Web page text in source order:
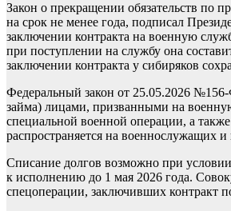
Закон о прекращении обязательств по
на срок не менее года, подписал
заключении контракта на военную
при поступлении на службу она
заключении контракта у сибиряков
Федеральный закон от 25.05.2026
займа) лицами, призванными на
специальной военной операции, а
распространяется на военнослужащих и
Списание долгов возможно при
к исполнению до 1 мая 2026 года.
спецоперации, заключивших контракт